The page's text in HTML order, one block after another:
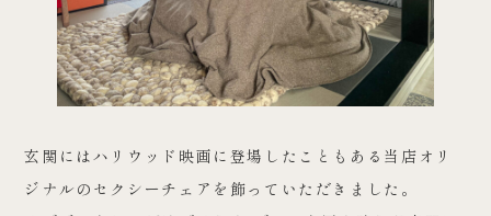
玄関にはハリウッド映画に登場したこともある当店オリ
ジナルのセクシーチェアを飾っていただきました。